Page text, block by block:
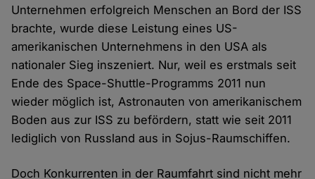
Unternehmen erfolgreich Menschen an Bord der ISS
brachte, wurde diese Leistung eines US-
amerikanischen Unternehmens in den USA als
nationaler Sieg inszeniert. Nur, weil es erstmals seit
Ende des Space-Shuttle-Programms 2011 nun
wieder möglich ist, Astronauten von amerikanischem
Boden aus zur ISS zu befördern, statt wie seit 2011
lediglich von Russland aus in Sojus-Raumschiffen.
Doch Konkurrenten in der Raumfahrt sind nicht mehr